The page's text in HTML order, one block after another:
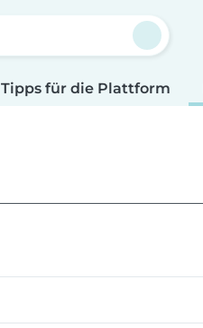
Tipps für die Plattform